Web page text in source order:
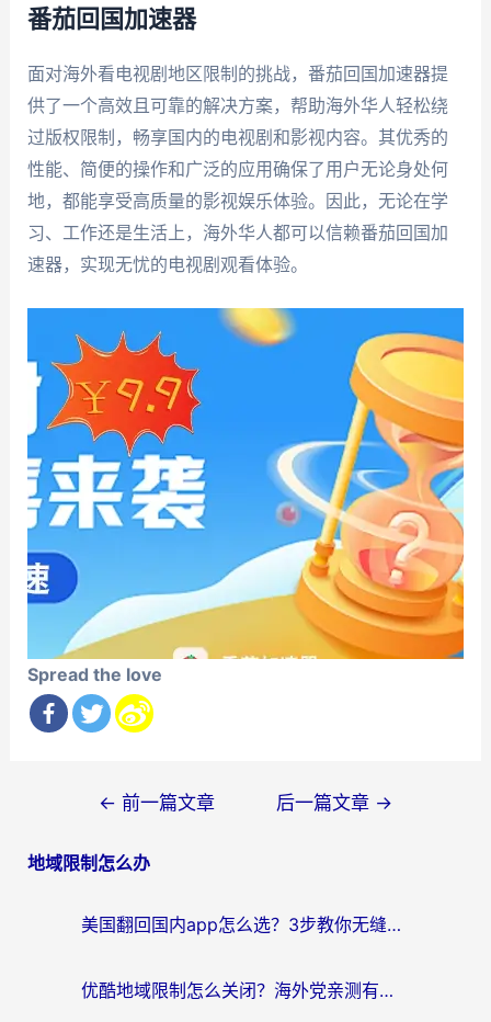
番茄回国加速器
面对海外看电视剧地区限制的挑战，番茄回国加速器提
供了一个高效且可靠的解决方案，帮助海外华人轻松绕
过版权限制，畅享国内的电视剧和影视内容。其优秀的
性能、简便的操作和广泛的应用确保了用户无论身处何
地，都能享受高质量的影视娱乐体验。因此，无论在学
习、工作还是生活上，海外华人都可以信赖番茄回国加
速器，实现无忧的电视剧观看体验。
Spread the love
导
← 前一篇文章 后一篇文章 →
地域限制怎么办
美国翻回国内app怎么选？3步教你无缝刷剧、登12123、访问国内网站
优酷地域限制怎么关闭？海外党亲测有效的追剧加速器选择指南